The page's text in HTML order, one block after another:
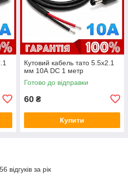
Кутовий кабель тато 5.5х2.1
мм 10А DC 1 метр
Готово до відправки
60 ₴
Купити
відгуків за рік